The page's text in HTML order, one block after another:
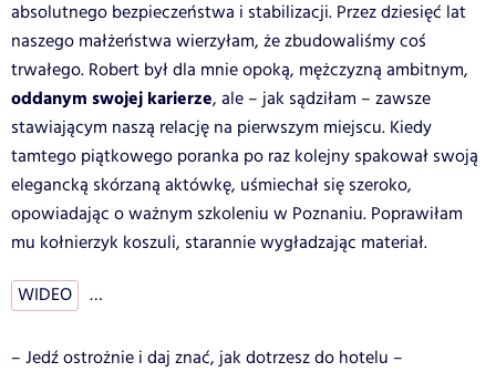
absolutnego bezpieczeństwa i stabilizacji. Przez dziesięć lat
naszego małżeństwa wierzyłam, że zbudowaliśmy coś
trwałego. Robert był dla mnie opoką, mężczyzną ambitnym,
oddanym swojej karierze, ale – jak sądziłam – zawsze
stawiającym naszą relację na pierwszym miejscu. Kiedy
tamtego piątkowego poranka po raz kolejny spakował swoją
elegancką skórzaną aktówkę, uśmiechał się szeroko,
opowiadając o ważnym szkoleniu w Poznaniu. Poprawiłam
mu kołnierzyk koszuli, starannie wygładzając materiał.
WIDEO …
– Jedź ostrożnie i daj znać, jak dotrzesz do hotelu –